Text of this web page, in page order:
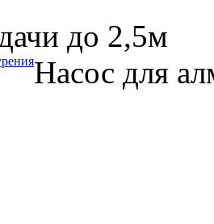
до 2,5м
Насос для